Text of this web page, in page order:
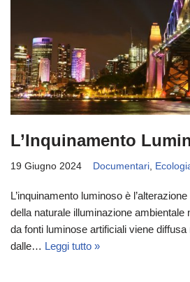
L’Inquinamento
19 Giugno 2024 Documentari,
L’inquinamento luminoso è
della naturale illuminazione
da fonti luminose artificiali viene diffusa
dalle… Leggi tutto »